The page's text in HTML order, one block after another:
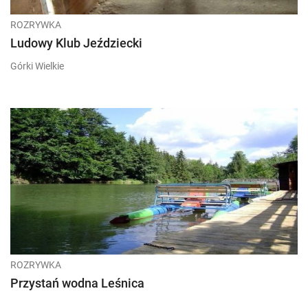
ROZRYWKA
Ludowy Klub Jeździecki
Górki Wielkie
ROZRYWKA
Przystań wodna Leśnica